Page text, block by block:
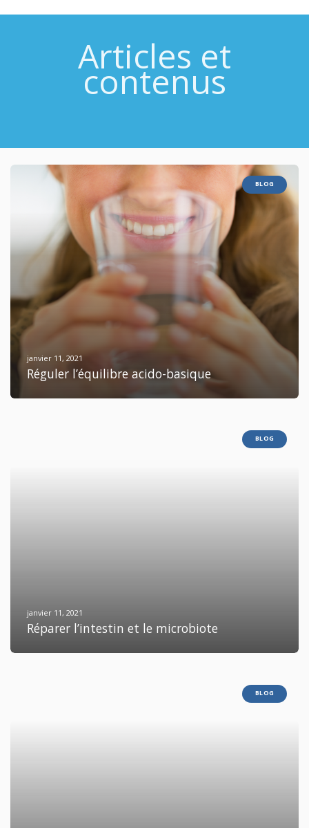
Articles et
contenus
BLOG
janvier 11, 2021
Réguler l’équilibre acido-basique
BLOG
janvier 11, 2021
Réparer l’intestin et le microbiote
BLOG